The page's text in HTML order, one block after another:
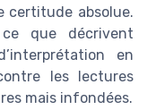
certitude absolue.
que décrivent
en
les lectures
mais infondées.